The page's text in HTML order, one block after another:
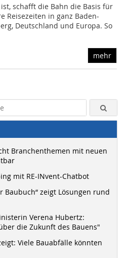
schafft die Bahn die Basis für
Reisezeiten in ganz Baden-
Deutschland und Europa. So
mehr
Branchenthemen mit neuen
mit RE-INvent-Chatbot
Baubuch“ zeigt Lösungen rund
Verena Hubertz:
die Zukunft des Bauens"
Viele Bauabfälle könnten